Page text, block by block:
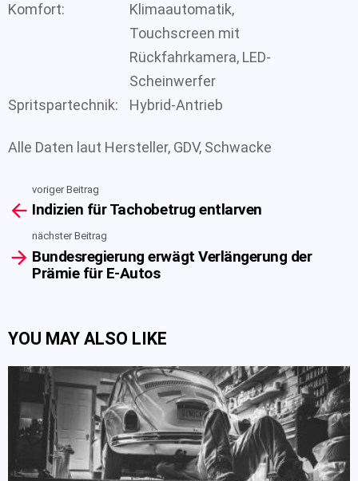
Komfort:
Klimaautomatik,
Touchscreen mit
Rückfahrkamera, LED-
Scheinwerfer
Spritspartechnik:
Hybrid-Antrieb
Alle Daten laut Hersteller, GDV, Schwacke
more
voriger Beitrag
Indizien für Tachobetrug entlarven
nächster Beitrag
Bundesregierung erwägt Verlängerung der
Prämie für E-Autos
YOU MAY ALSO LIKE